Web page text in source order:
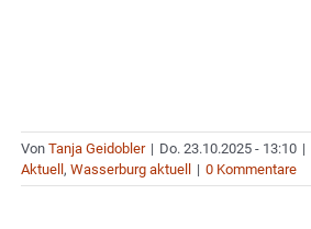
Von Tanja Geidobler | Do. 23.10.2025 - 13:10 |
Aktuell, Wasserburg aktuell | 0 Kommentare